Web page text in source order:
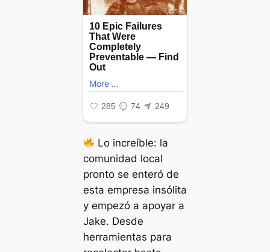
Lo increíble: la
comunidad local
pronto se enteró de
esta empresa insólita
y empezó a apoyar a
Jake. Desde
herramientas para